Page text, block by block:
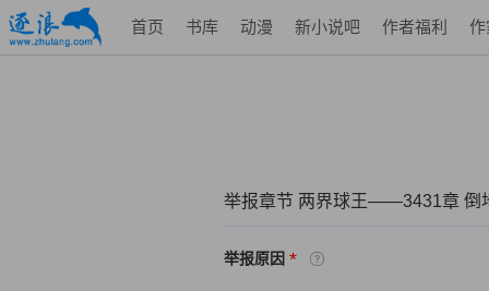
首页 书库 动漫 新小说吧 作者福利 作
举报章节 两界球王——3431章 倒
举报原因 *